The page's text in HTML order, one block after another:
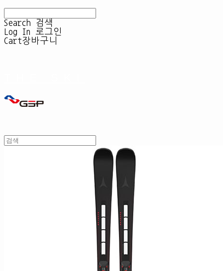
Search
검색
Log In
로그인
Cart장바구니